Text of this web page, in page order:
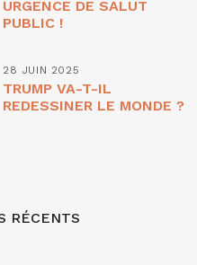
URGENCE DE SALUT
PUBLIC !
28 JUIN 2025
TRUMP VA-T-IL
REDESSINER LE MONDE ?
RÉCENTS